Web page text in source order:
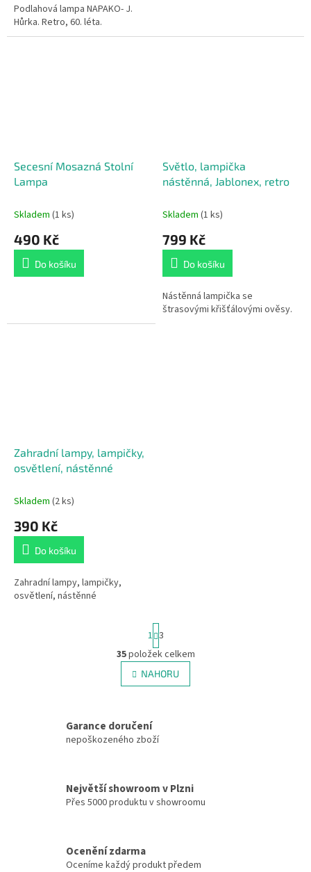
Podlahová lampa NAPAKO- J.
Hůrka. Retro, 60. léta.
Secesní Mosazná Stolní
Lampa
Skladem (1 ks)
490 Kč
Do košíku
Světlo, lampička
nástěnná, Jablonex, retro
Skladem (1 ks)
799 Kč
Do košíku
Nástěnná lampička se
štrasovými křišťálovými ověsy.
Zahradní lampy, lampičky,
osvětlení, nástěnné
Skladem (2 ks)
390 Kč
Do košíku
Zahradní lampy, lampičky,
osvětlení, nástěnné
O
v
l
c
v
k
p
t
r
á
n
k
n
í
1 3
35položek celkem
NAHORU
Garance doručení
nepoškozeného zboží
Největší showroom v Plzni
Přes 5000 produktu v showroomu
Ocenění zdarma
Oceníme každý produkt předem